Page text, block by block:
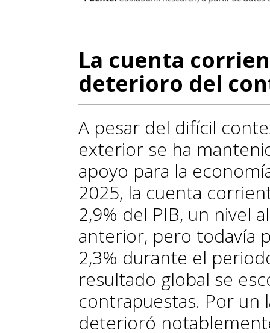
La cuenta
deterioro del
A pesar del difícil
exterior se ha
apoyo para la
2025, la cuenta
2,9% del PIB, un nivel
anterior, pero todavía
2,3% durante el
resultado global se
contrapuestas. Por un
deterioró